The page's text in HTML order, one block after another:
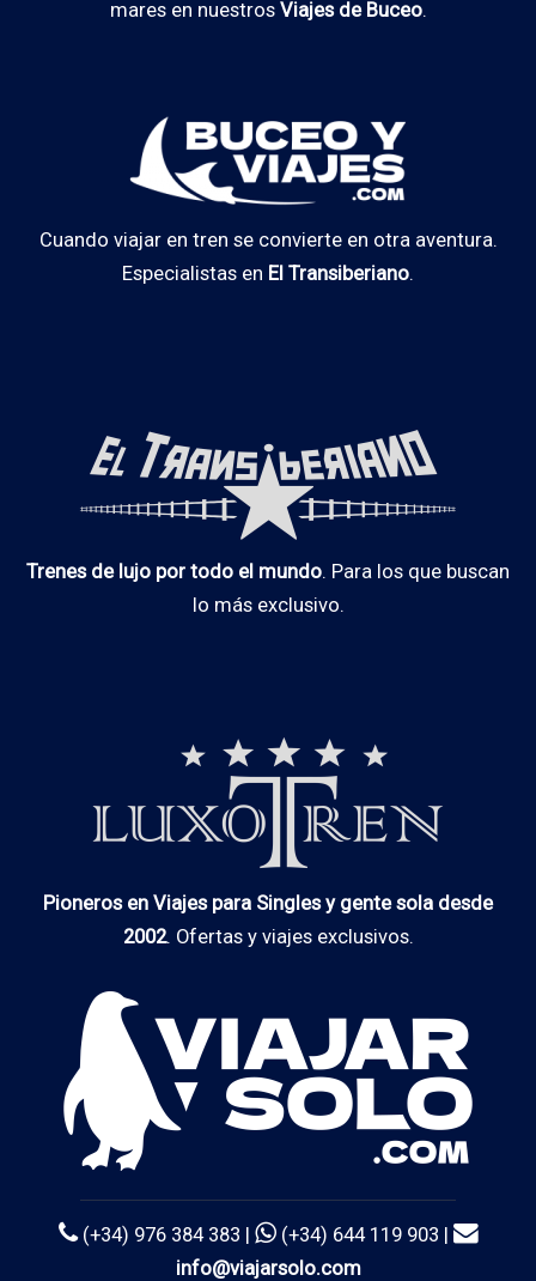
mares en nuestros Viajes de Buceo.
Cuando viajar en tren se convierte en otra aventura.
Especialistas en El Transiberiano.
Trenes de lujo por todo el mundo. Para los que buscan
lo más exclusivo.
Pioneros en Viajes para Singles y gente sola desde
2002. Ofertas y viajes exclusivos.
(+34) 976 384 383 |
(+34) 644 119 903 |
info@viajarsolo.com